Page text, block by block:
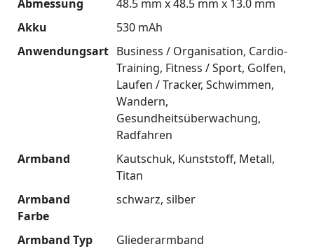
Abmessung
48.5 mm x 48.5 mm x 13.0 mm
Akku
530 mAh
Anwendungsart Business / Organisation Cardio-
Training Fitness / Sport Golfen
Laufen / Tracker Schwimmen
Wandern
Gesundheitsüberwachung
Radfahren
Armband
Kautschuk Kunststoff Metall
Titan
Armband
Farbe
schwarz silber
Armband Typ
Gliederarmband